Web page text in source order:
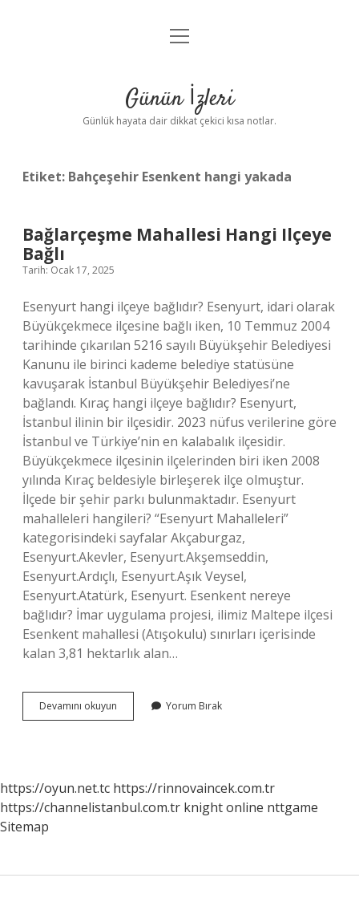
Anasayfa
Yasal Uyarı
menüyü
Günün İzleri
Günlük hayata dair dikkat çekici kısa notlar.
Etiket: Bahçeşehir Esenkent hangi yakada
Bağlarçeşme Mahallesi Hangi Ilçeye
Bağlı
Tarih: Ocak 17, 2025
Esenyurt hangi ilçeye bağlıdır? Esenyurt, idari olarak
Büyükçekmece ilçesine bağlı iken, 10 Temmuz 2004
tarihinde çıkarılan 5216 sayılı Büyükşehir Belediyesi
Kanunu ile birinci kademe belediye statüsüne
kavuşarak İstanbul Büyükşehir Belediyesi’ne
bağlandı. Kıraç hangi ilçeye bağlıdır? Esenyurt,
İstanbul ilinin bir ilçesidir. 2023 nüfus verilerine göre
İstanbul ve Türkiye’nin en kalabalık ilçesidir.
Büyükçekmece ilçesinin ilçelerinden biri iken 2008
yılında Kıraç beldesiyle birleşerek ilçe olmuştur.
İlçede bir şehir parkı bulunmaktadır. Esenyurt
mahalleleri hangileri? “Esenyurt Mahalleleri”
kategorisindeki sayfalar Akçaburgaz,
Esenyurt.Akevler, Esenyurt.Akşemseddin,
Esenyurt.Ardıçlı, Esenyurt.Aşık Veysel,
Esenyurt.Atatürk, Esenyurt. Esenkent nereye
bağlıdır? İmar uygulama projesi, ilimiz Maltepe ilçesi
Esenkent mahallesi (Atışokulu) sınırları içerisinde
kalan 3,81 hektarlık alan…
Devamını okuyun Bağlarçeşme
Mahallesi
Yorum Bırak
https://oyun.net.tc https://rinnovaincek.com.tr
https://channelistanbul.com.tr knight online nttgame
Sitemap